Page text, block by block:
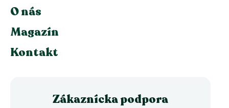
O nás
Magazín
Kontakt
Zákaznícka podpora